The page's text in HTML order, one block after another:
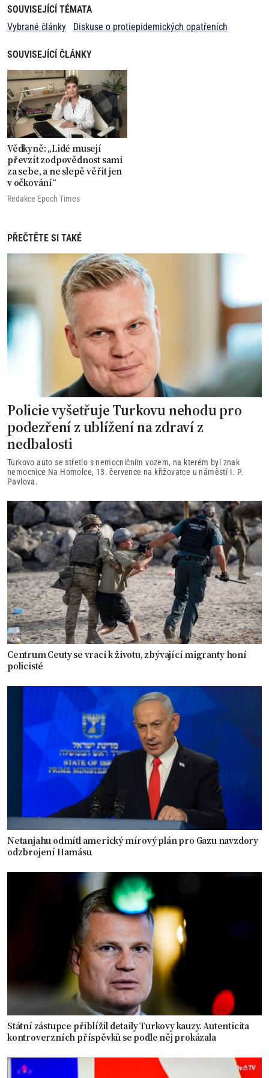
SOUVISEJÍCÍ TÉMATA
Vybrané články
Diskuse o protiepidemických opatřeních
SOUVISEJÍCÍ ČLÁNKY
Vědkyně: „Lidé musejí
převzít zodpovědnost sami
za sebe, a ne slepě věřit jen
v očkování“
Redakce Epoch Times
PŘEČTĚTE SI TAKÉ
Policie vyšetřuje Turkovu nehodu pro
podezření z ublížení na zdraví z
nedbalosti
Turkovo auto se střetlo s nemocničním vozem, na kterém byl znak
nemocnice Na Homolce, 13. července na křižovatce u náměstí I. P.
Pavlova.
Centrum Ceuty se vrací k životu, zbývající migranty honí
policisté
Netanjahu odmítl americký mírový plán pro Gazu navzdory
odzbrojení Hamásu
Státní zástupce přiblížil detaily Turkovy kauzy. Autenticita
kontroverzních příspěvků se podle něj prokázala